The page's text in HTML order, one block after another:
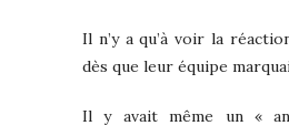
Il n’y a qu’à voir la
dès que leur équipe
Il y avait même un «